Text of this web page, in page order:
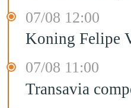
07/08 12:00
Koning Felipe
07/08 11:00
Transavia